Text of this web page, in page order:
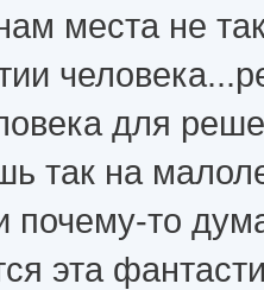
места не
для
так на
почему-то
эта